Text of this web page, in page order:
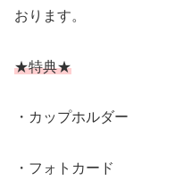
おります。
★特典★
・カップホルダー
・フォトカード